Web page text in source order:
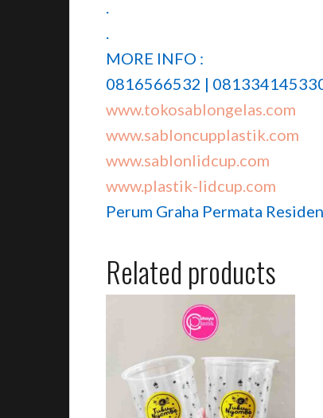
MORE INFO :
0816566532 |
www.tokosablongelas.com
www.sabloncupplastik.com
www.sablonlidcup.com
www.plastik-lidcup.com
Perum Graha Permata
Related products